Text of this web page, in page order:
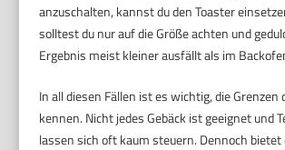
anzuschalten, kannst du den Toaster
solltest du nur auf die Größe achten und
Ergebnis meist kleiner ausfällt als im
In all diesen Fällen ist es wichtig, die Grenzen
kennen. Nicht jedes Gebäck ist geeignet und
lassen sich oft kaum steuern. Dennoch bietet